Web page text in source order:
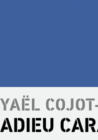
YAËL
ADIEU